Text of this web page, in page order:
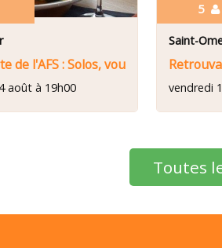
de l'AFS : Solos, vous avez dit Solo?
août à 19h00
5
Saint-
vendredi
Toutes